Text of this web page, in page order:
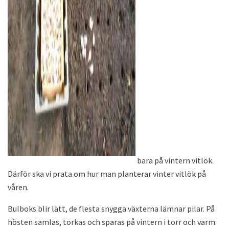
bara på vintern vitlök.
Därför ska vi prata om hur man planterar vinter vitlök på
våren.
Bulboks blir lätt, de flesta snygga växterna lämnar pilar. På
hösten samlas, torkas och sparas på vintern i torr och varm.